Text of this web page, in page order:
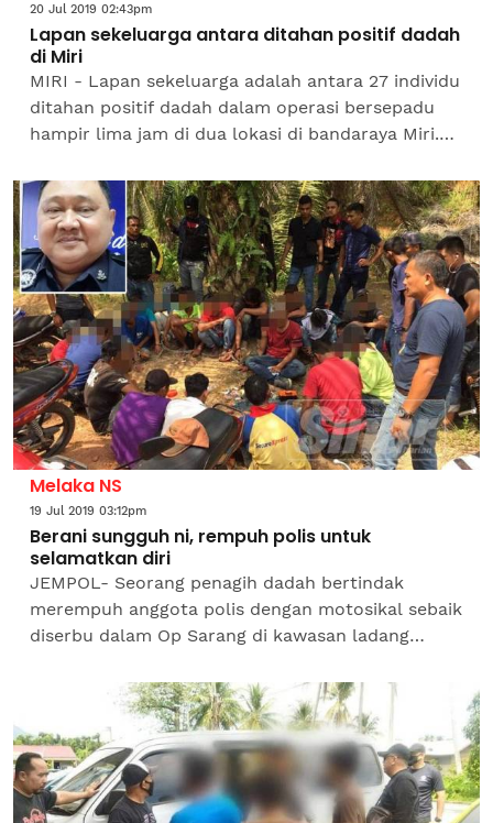
20 Jul 2019 02:43pm
Lapan sekeluarga antara ditahan positif dadah
di Miri
MIRI - Lapan sekeluarga adalah antara 27 individu
ditahan positif dadah dalam operasi bersepadu
hampir lima jam di dua lokasi di bandaraya Miri.
Mazlan...
Melaka NS
19 Jul 2019 03:12pm
Berani sungguh ni, rempuh polis untuk
selamatkan diri
JEMPOL- Seorang penagih dadah bertindak
merempuh anggota polis dengan motosikal sebaik
diserbu dalam Op Sarang di kawasan ladang
Tokong Cina,...